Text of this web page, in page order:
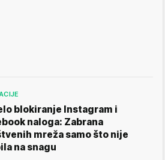
blokiranje Instagram i
naloga: Zabrana
mreža samo što nije
na snagu